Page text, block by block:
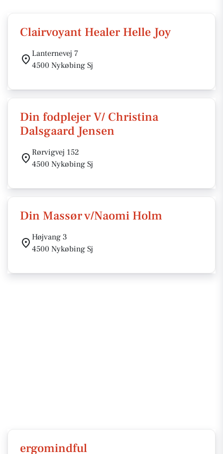
Clairvoyant Healer Helle Joy
Lanternevej 7
4500 Nykøbing Sj
Din fodplejer V/ Christina
Dalsgaard Jensen
Rørvigvej 152
4500 Nykøbing Sj
Din Massør v/Naomi Holm
Højvang 3
4500 Nykøbing Sj
ergomindful